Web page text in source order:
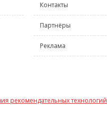
Контакты
Партнёры
Реклама
рекомендательных технологий